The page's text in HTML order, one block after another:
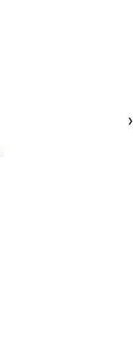
❯